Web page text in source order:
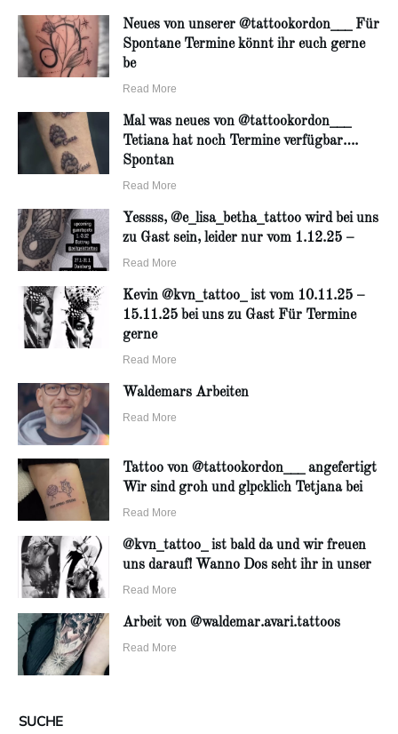
Neues von unserer @tattookordon___ Für
Spontane Termine könnt ihr euch gerne
be
Read More
Mal was neues von @tattookordon___
Tetiana hat noch Termine verfügbar….
Spontan
Read More
Yessss, @e_lisa_betha_tattoo wird bei uns
zu Gast sein, leider nur vom 1.12.25 –
Read More
Kevin @kvn_tattoo_ ist vom 10.11.25 –
15.11.25 bei uns zu Gast Für Termine
gerne
Read More
Waldemars Arbeiten
Read More
Tattoo von @tattookordon___ angefertigt
Wir sind groh und glpcklich Tetjana bei
Read More
@kvn_tattoo_ ist bald da und wir freuen
uns darauf! Wanno Dos seht ihr in unser
Read More
Arbeit von @waldemar.avari.tattoos
Read More
SUCHE